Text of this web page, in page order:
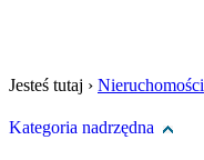
Jesteś tutaj › Nieruchomości
Kategoria nadrzędna